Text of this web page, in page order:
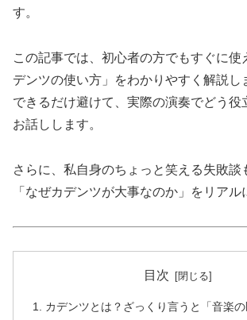
す。
この記事では、初心者の方でもすぐに使
デンツの使い方」をわかりやすく解説し
できるだけ避けて、実際の演奏でどう役
お話しします。
さらに、私自身のちょっと笑える失敗談
「なぜカデンツが大事なのか」をリアル
目次
カデンツとは？ざっくり言うと「音楽